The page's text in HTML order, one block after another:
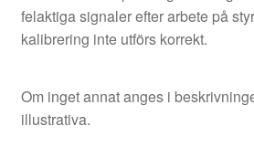
felaktiga signaler efter arbete på
kalibrering inte utförs korrekt.
Om inget annat anges i
illustrativa.